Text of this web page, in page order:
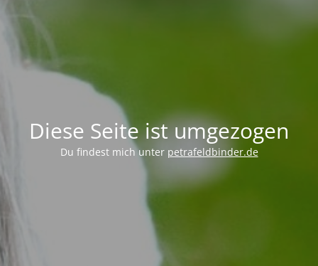
Diese Seite ist umgezogen
Du findest mich unter petrafeldbinder.de